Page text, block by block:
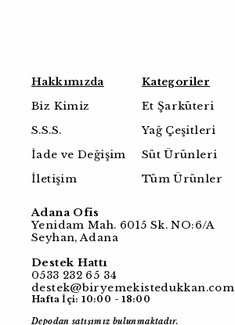
Hakkımızda
Biz Kimiz
S.S.S.
İade ve Değişim
İletişim
Kategoriler
Et Şarküteri
Yağ Çeşitleri
Süt Ürünleri
Tüm Ürünler
Adana Ofis
Yenidam Mah. 6015 Sk. NO:6/A
Seyhan, Adana
Destek Hattı
0533 232 65 34
destek@biryemekistedukkan.com
Hafta İçi: 10:00 - 18:00
Depodan satışımız bulunmaktadır.